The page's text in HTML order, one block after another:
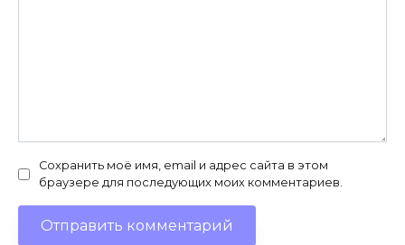
Сохранить моё имя, email и адрес сайта в этом
браузере для последующих моих комментариев.